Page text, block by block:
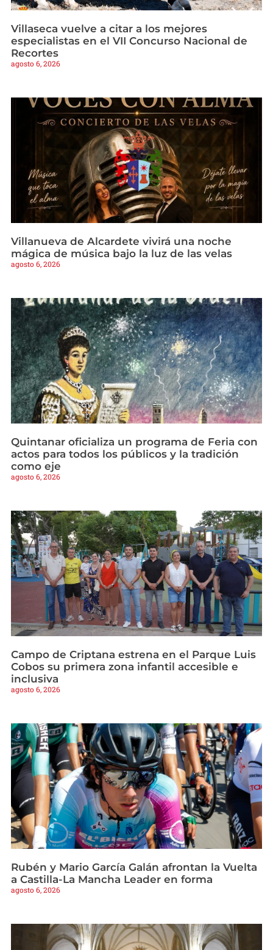
Villaseca vuelve a citar a los mejores
especialistas en el VII Concurso Nacional de
Recortes
agosto 6, 2026
Villanueva de Alcardete vivirá una noche
mágica de música bajo la luz de las velas
agosto 6, 2026
Quintanar oficializa un programa de Feria con
actos para todos los públicos y la tradición
como eje
agosto 6, 2026
Campo de Criptana estrena en el Parque Luis
Cobos su primera zona infantil accesible e
inclusiva
agosto 6, 2026
Rubén y Mario García Galán afrontan la Vuelta
a Castilla-La Mancha Leader en forma
agosto 6, 2026